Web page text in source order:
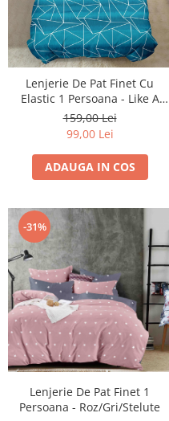
Lenjerie De Pat Finet Cu
Elastic 1 Persoana - Like A
Mirror
159,00 Lei
99,00 Lei
ADAUGA IN COS
-31%
Lenjerie De Pat Finet 1
Persoana - Roz/Gri/Stelute